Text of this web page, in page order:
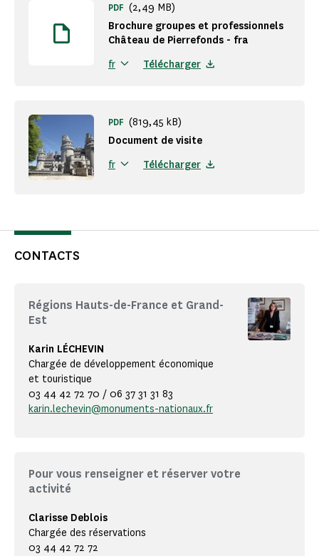
Brochure groupes et professionnels
Château de Pierrefonds - fra
PDF (2,49 MB)
fr Télécharger
Document de visite
PDF (819,45 kB)
fr Télécharger
CONTACTS
Régions Hauts-de-France et Grand-
Est
Karin LÉCHEVIN
Chargée de développement économique
et touristique
03 44 42 72 70 / 06 37 31 31 83
karin.lechevin@monuments-nationaux.fr
Pour vous renseigner et réserver votre
activité
Clarisse Deblois
Chargée des réservations
03 44 42 72 72